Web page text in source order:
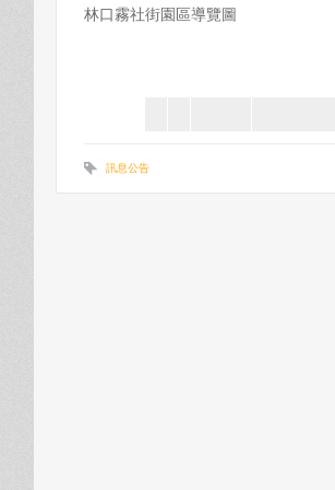
林口霧社街園區導覽圖
訊息公告